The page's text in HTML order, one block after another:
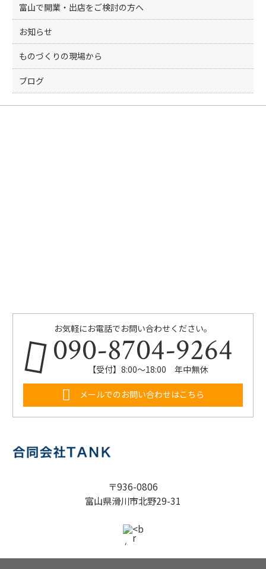
富山で開業・出店をご検討の方へ
お知らせ
ものづくりの現場から
ブログ
お気軽にお電話でお問い合わせください。
090-8704-9264
【受付】8:00～18:00 年中無休
メールでのお問い合わせはこちら
〒936-0806
富山県滑川市北野29-31